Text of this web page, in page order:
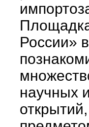
России»
научных